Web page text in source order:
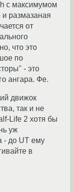
с максимумом
и размазаная
от
что это
по
- это
ангара. Фе.
движок
так и не
Life 2 хотя бы
уж
- до UT ему
в